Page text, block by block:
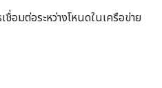
ชื่อมต่อระหว่างโหนดในเครือข่าย